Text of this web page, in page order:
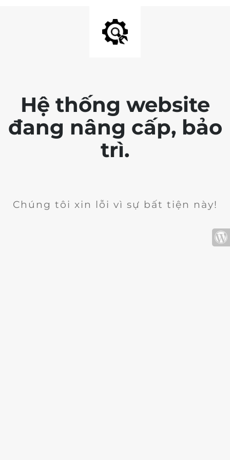
Hệ thống website
đang nâng cấp, bảo
trì.
Chúng tôi xin lỗi vì sự bất tiện này!